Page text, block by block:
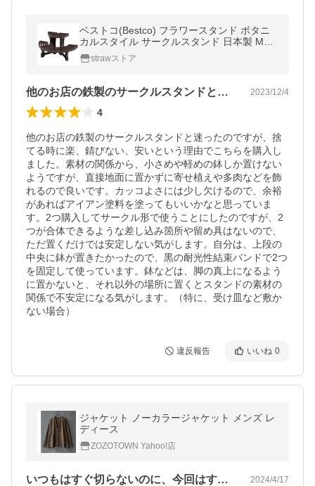
ベストコ(Bestco) フラワースタンド ボタニ
カルスタイル サークルスタンド 日本製 MA-
2271 幅550cm ブラウン
strawストア
他のお店の鉄製のサークルスタンドと迷っ… 2023/12/4
4
他のお店の鉄製のサークルスタンドと迷ったのですが、捨
てる時に楽、錆びない、安いという理由でこちらを購入し
ました。素材の関係から、小さめや軽めの鉢しか置けない
ようですが、直接地面に置かずに寄せ植えや多肉などを飾
れるので良いです。カッコよさには少し欠けるので、余裕
があればアイアン塗料を塗ってもいいかなと思っていま
す。2つ購入してサークル形で使うことにしたのですが、2
つが合体できるような差し込み箇所や留め具はないので、
ただ置くだけでは安定しない気がします。自分は、上段の
中央に鉢が置きたかったので、黒の耐光性結束バンドで2つ
を固定して使っています。鉢などは、脚の真上になるよう
に置かないと、それ以外の場所に置くとスタンドの素材の
関係で不安定になる気がします。（特に、受け皿など敷か
ない場合）
違反報告 いいね 0
ジャケット ノーカラージャケット メンズ レ
ディース
ZOZOTOWN Yahoo!店
いつもはすぐ切らないのに、今回はすぐタ… 2024/4/17